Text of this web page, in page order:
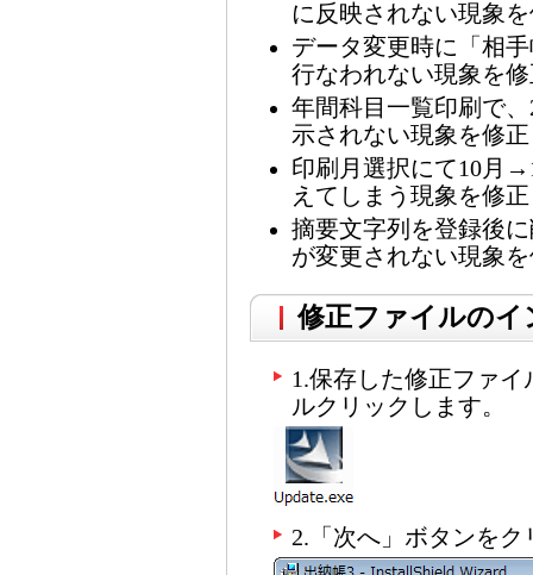
に反映されない現象
データ変更時に「相
行なわれない現象を
年間科目一覧印刷で
示されない現象を修正
印刷月選択にて10月
えてしまう現象を修正
摘要文字列を登録後
が変更されない現象
修正ファイルのイ
1.保存した修正ファイ
ルクリックします。
2.「次へ」ボタンをク